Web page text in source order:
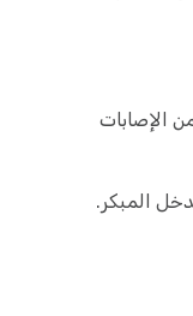
الإصابات
المبكر.